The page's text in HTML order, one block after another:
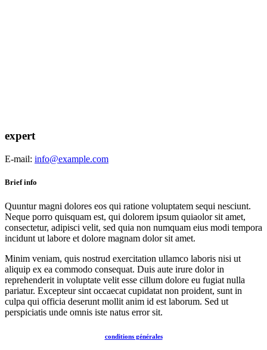
expert
E-mail: info@example.com
Brief info
Quuntur magni dolores eos qui ratione voluptatem sequi nesciunt.
Neque porro quisquam est, qui dolorem ipsum quiaolor sit amet,
consectetur, adipisci velit, sed quia non numquam eius modi tempora
incidunt ut labore et dolore magnam dolor sit amet.
Minim veniam, quis nostrud exercitation ullamco laboris nisi ut
aliquip ex ea commodo consequat. Duis aute irure dolor in
reprehenderit in voluptate velit esse cillum dolore eu fugiat nulla
pariatur. Excepteur sint occaecat cupidatat non proident, sunt in
culpa qui officia deserunt mollit anim id est laborum. Sed ut
perspiciatis unde omnis iste natus error sit.
conditions générales